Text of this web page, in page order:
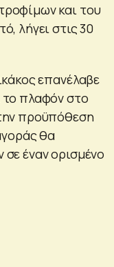
και του
λήγει στις 30
επανέλαβε
το πλαφόν στο
προϋπόθεση
θα
έναν ορισμένο